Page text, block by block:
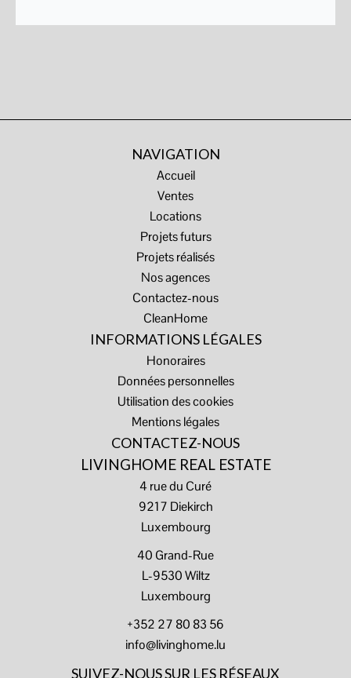
NAVIGATION
Accueil
Ventes
Locations
Projets futurs
Projets réalisés
Nos agences
Contactez-nous
CleanHome
INFORMATIONS LÉGALES
Honoraires
Données personnelles
Utilisation des cookies
Mentions légales
CONTACTEZ-NOUS
LIVINGHOME REAL ESTATE
4 rue du Curé
9217 Diekirch
Luxembourg
40 Grand-Rue
L-9530 Wiltz
Luxembourg
+352 27 80 83 56
info@livinghome.lu
SUIVEZ-NOUS SUR LES RÉSEAUX